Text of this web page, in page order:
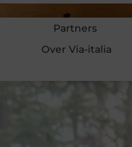
Partners
Over Via-italia